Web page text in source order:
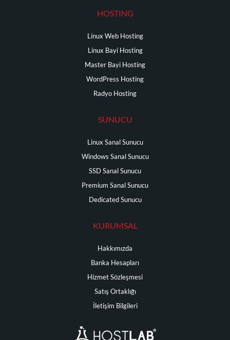
HOSTING
Linux Web Hosting
Linux Bayi Hosting
Master Bayi Hosting
WordPress Hosting
Radyo Hosting
SUNUCU
Linux Sanal Sunucu
Windows Sanal Sunucu
SSD Sanal Sunucu
Premium Sanal Sunucu
Dedicated Sunucu
KURUMSAL
Hakkımızda
Banka Hesapları
Hizmet Sözleşmesi
Satış Ortaklığı
İletişim Bilgileri